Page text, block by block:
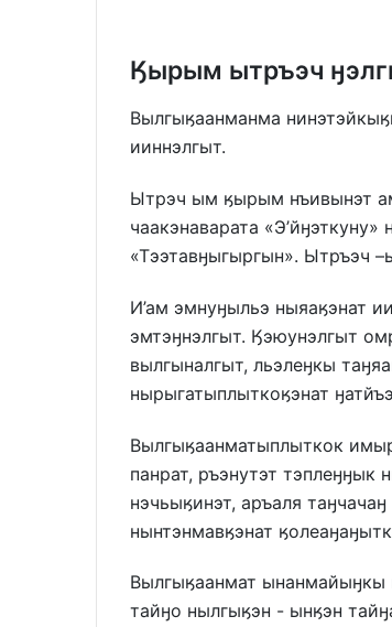
Ӄырым ытръэч
Вылгыӄаанманма
ииннэлгыт.
Ытрэч ым ӄырым нъивынэт
чаакэнаварата
«Тээтавӈыгыргын». Ытръэч
И’ам эмнуӈыльэ ныяаӄэнат
эмтэӈнэлгыт. Ӄэюунэлгыт
вылгыналгыт, льэлеӈкы
нырыгатыплыткоӄэнат
Вылгыӄаанматыплыткок
панрат, ръэнутэт
нэчьыӄинэт, аръаля
нынтэнмавӄэнат
Вылгыӄаанмат ынанмайыӈкы
тайӈо нылгыӄэн - ынӄэн